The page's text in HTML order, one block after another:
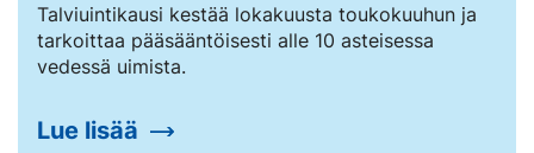
Talviuintikausi kestää lokakuusta toukokuuhun ja
tarkoittaa pääsääntöisesti alle 10 asteisessa
vedessä uimista.
Lue lisää